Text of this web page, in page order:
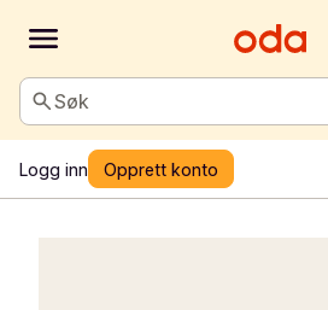
Søk
Logg inn Opprett konto